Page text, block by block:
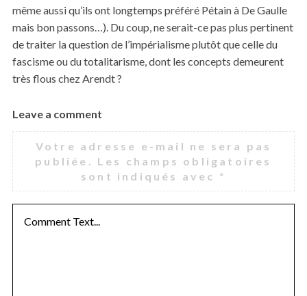
même aussi qu’ils ont longtemps préféré Pétain à De Gaulle
mais bon passons…). Du coup, ne serait-ce pas plus pertinent
de traiter la question de l’impérialisme plutôt que celle du
fascisme ou du totalitarisme, dont les concepts demeurent
très flous chez Arendt ?
L
e
a
v
e
Leave a comment
Votre adresse e-mail ne sera pas
publiée.
Les champs obligatoires
sont indiqués avec *